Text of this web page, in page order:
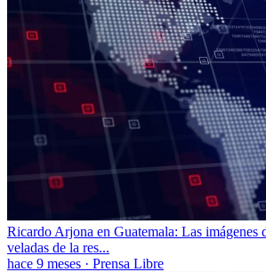
Ricardo Arjona en Guatemala: Las imágenes
veladas de la res...
hace 9 meses · Prensa Libre